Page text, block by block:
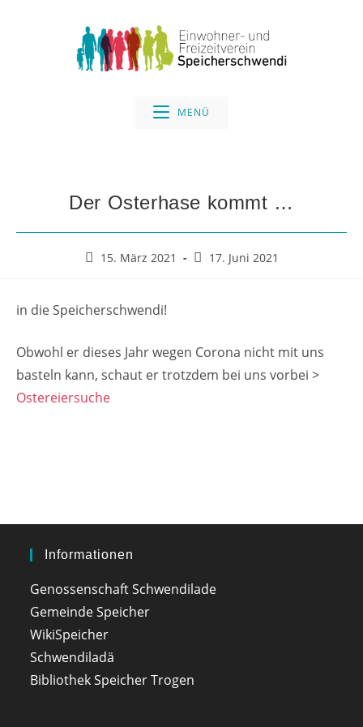
MENÜ
Der Osterhase kommt …
15. März 2021 17. Juni 2021
in die Speicherschwendi!
Obwohl er dieses Jahr wegen Corona nicht mit uns
basteln kann, schaut er trotzdem bei uns vorbei >
Ostereiersuche
Informationen
Genossenschaft Schwendilade
Gemeinde Speicher
WikiSpeicher
Schwendiladä
Bibliothek Speicher Trogen